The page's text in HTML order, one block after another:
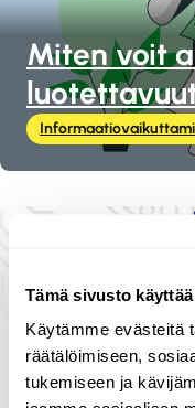
Tämä sivusto
Käytämme evästeitä
räätälöimiseen,
tukemiseen ja
Miten voit